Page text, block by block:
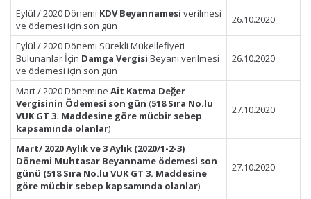
Eylül / 2020 Dönemi KDV Beyannamesi verilmesi
ve ödemesi için son gün
26.10.2020
Eylül / 2020 Dönemi Sürekli Mükellefiyeti
Bulunanlar İçin Damga Vergisi Beyanı verilmesi
ve ödemesi için son gün
26.10.2020
Mart / 2020 Dönemine Ait Katma Değer
Vergisinin Ödemesi son gün (518 Sıra No.lu
VUK GT 3. Maddesine göre mücbir sebep
kapsamında olanlar)
27.10.2020
Mart/ 2020 Aylık ve 3 Aylık (2020/1-2-3)
Dönemi Muhtasar Beyanname ödemesi son
günü (518 Sıra No.lu VUK GT 3. Maddesine
göre mücbir sebep kapsamında olanlar)
27.10.2020